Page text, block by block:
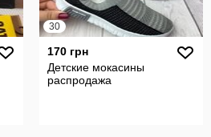
30
170 грн
Детские мокасины
распродажа